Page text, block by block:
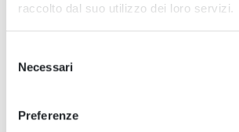
raccolto dal suo utilizzo dei loro servizi.
delNecessari
Preferenze
quali offre note uniche che
al dolce. Molte fabbriche ti
acquistare formaggio fresco
delizioso souvenir da portare a